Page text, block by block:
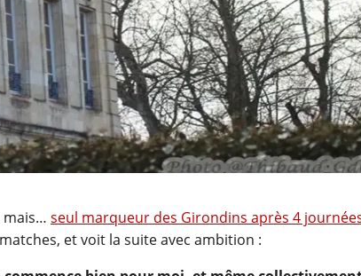
mais… seul marqueur des Girondins après 4
et voit la suite avec ambition :